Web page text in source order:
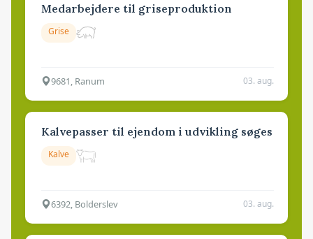
Medarbejdere til griseproduktion
Grise
9681, Ranum 03. aug.
Kalvepasser til ejendom i udvikling søges
Kalve
6392, Bolderslev 03. aug.